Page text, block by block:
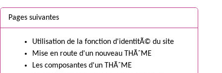
Pages suivantes
Utilisation de la fonction d'identitÃ© du site
Mise en route d'un nouveau THÃˆME
Les composantes d'un THÃˆME